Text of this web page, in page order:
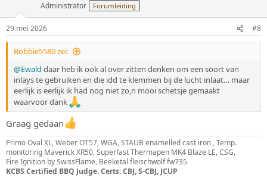
e
n
Administrator Forumleiding
29 mei 2026 #8
Bobbie5580 zei:
@Ewald daar heb ik ook al over zitten denken om een soort van
inlays te gebruiken en die idd te klemmen bij de lucht inlaat… maar
eerlijk is eerlijk ik had nog niet zo,n mooi schetsje gemaakt
waarvoor dank
Graag gedaan
Primo Oval XL, Weber OT57, WGA, STAUB enamelled cast iron , Temp.
monitoring Maverick XR50, Superfast Thermapen MK4 Blaze LE, CSG,
Fire Ignition by SwissFlame, Beeketal fleischwolf fw735
KCBS Certified BBQ Judge. Certs: CBJ, S-CBJ, JCUP